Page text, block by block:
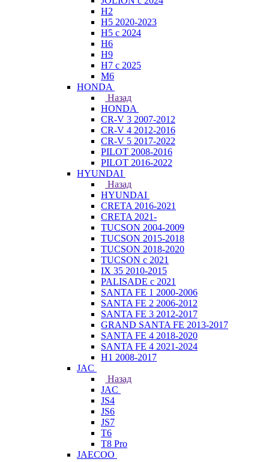
H2
H5 2020-2023
H5 с 2024
H6
H9
H7 с 2025
M6
HONDA
Назад
HONDA
CR-V 3 2007-2012
CR-V 4 2012-2016
CR-V 5 2017-2022
PILOT 2008-2016
PILOT 2016-2022
HYUNDAI
Назад
HYUNDAI
CRETA 2016-2021
CRETA 2021-
TUCSON 2004-2009
TUCSON 2015-2018
TUCSON 2018-2020
TUCSON с 2021
IX 35 2010-2015
PALISADE с 2021
SANTA FE 1 2000-2006
SANTA FE 2 2006-2012
SANTA FE 3 2012-2017
GRAND SANTA FE 2013-2017
SANTA FE 4 2018-2020
SANTA FE 4 2021-2024
H1 2008-2017
JAC
Назад
JAC
JS4
JS6
JS7
T6
T8 Pro
JAECOO